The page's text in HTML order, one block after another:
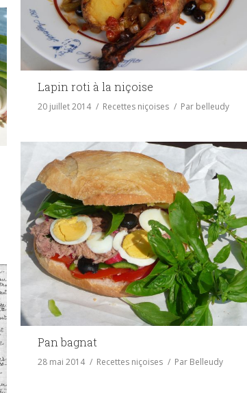
Lapin roti à la niçoise
20 juillet 2014 Recettes niçoises Par belleudy
Pan bagnat
28 mai 2014 Recettes niçoises Par Belleudy